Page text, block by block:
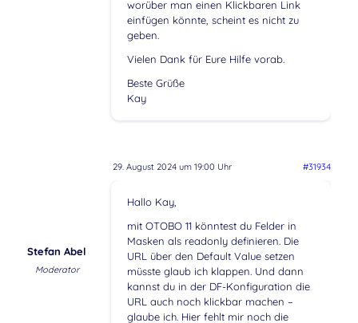
worüber man einen Klickbaren Link
einfügen könnte, scheint es nicht zu
geben.
Vielen Dank für Eure Hilfe vorab.
Beste Grüße
Kay
29. August 2024 um 19:00 Uhr #31934
Stefan Abel
Moderator
Hallo Kay,
mit OTOBO 11 könntest du Felder in
Masken als readonly definieren. Die
URL über den Default Value setzen
müsste glaub ich klappen. Und dann
kannst du in der DF-Konfiguration die
URL auch noch klickbar machen –
glaube ich. Hier fehlt mir noch die